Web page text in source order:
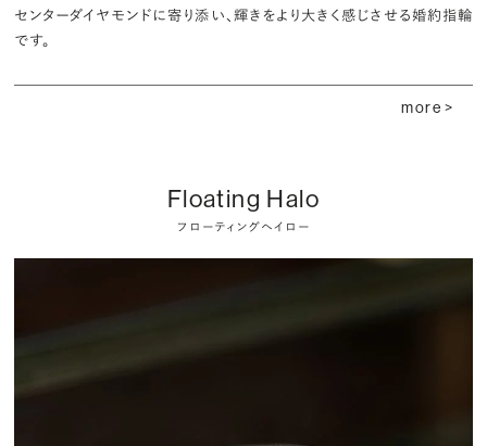
センターダイヤモンドに寄り添い、輝きをより大きく感じさせる婚約指輪
です。
more >
Floating Halo
フローティングヘイロー